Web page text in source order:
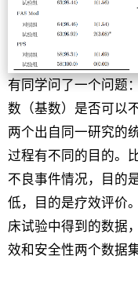
有同学问了一个问题
数（基数）是否可以
两个出自同一研究的
过程有不同的目的。
不良事件情况，目的
低，目的是疗效评价
床试验中得到的数据
效和安全性两个数据